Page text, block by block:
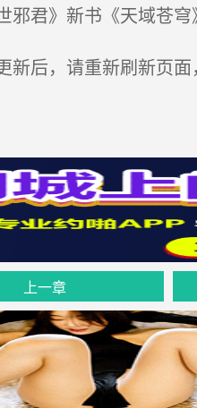
君》新书《天域苍穹
后，请重新刷新页面
上一章